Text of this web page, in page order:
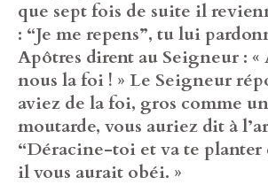
que sept fois de suite il
: “Je me repens”, tu lui
Apôtres dirent au Seigneur :
nous la foi ! » Le Seigneur
aviez de la foi, gros comme
moutarde, vous auriez dit à
“Déracine-toi et va te planter
il vous aurait obéi. »